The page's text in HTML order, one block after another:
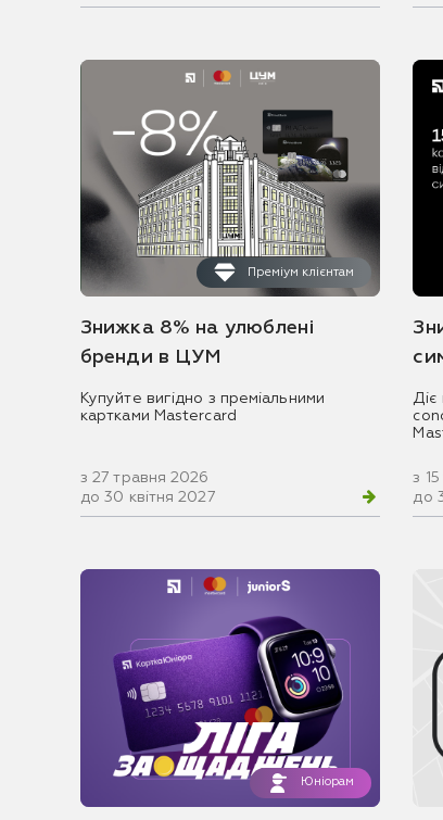
Преміум клієнтам
Знижка 8% на улюблені
бренди в ЦУМ
Купуйте вигідно з преміальними
картками Mastercard
з 27 травня 2026
до 30 квітня 2027
Діє
з
до
Юніорам